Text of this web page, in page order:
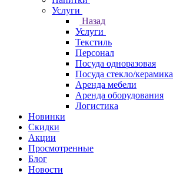
Услуги
Назад
Услуги
Текстиль
Персонал
Посуда одноразовая
Посуда стекло/керамика
Аренда мебели
Аренда оборудования
Логистика
Новинки
Скидки
Акции
Просмотренные
Блог
Новости